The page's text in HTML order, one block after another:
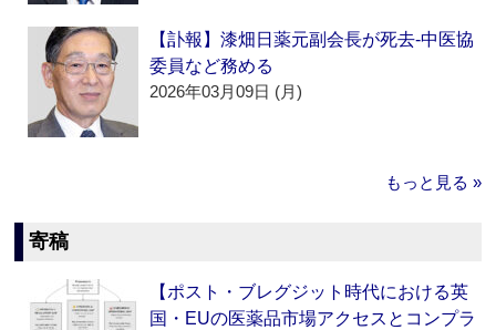
【訃報】漆畑日薬元副会長が死去‐中医協
委員など務める
2026年03月09日 (月)
もっと見る »
寄稿
【ポスト・ブレグジット時代における英
国・EUの医薬品市場アクセスとコンプラ